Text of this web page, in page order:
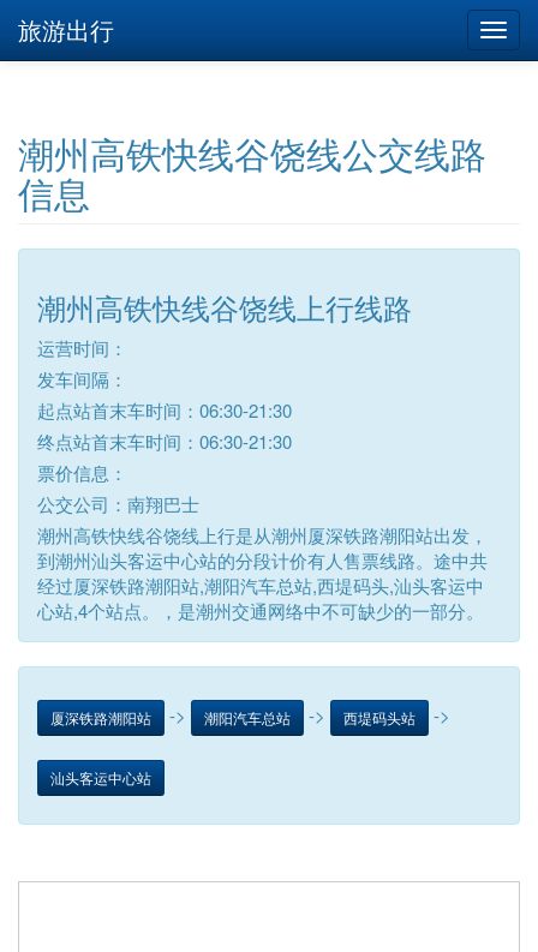
旅游出行
潮州高铁快线谷饶线公交线路
信息
潮州高铁快线谷饶线上行线路
运营时间：
发车间隔：
起点站首末车时间：06:30-21:30
终点站首末车时间：06:30-21:30
票价信息：
公交公司：南翔巴士
潮州高铁快线谷饶线上行是从潮州厦深铁路潮阳站出发，
到潮州汕头客运中心站的分段计价有人售票线路。途中共
经过厦深铁路潮阳站,潮阳汽车总站,西堤码头,汕头客运中
心站,4个站点。，是潮州交通网络中不可缺少的一部分。
厦深铁路潮阳站 -> 潮阳汽车总站 -> 西堤码头站 ->
汕头客运中心站